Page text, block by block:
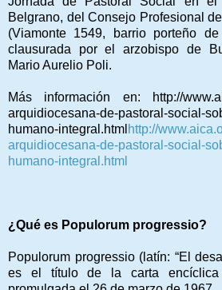
Belgrano, del Consejo Profesional
(Viamonte 1549, barrio porteño
clausurada por el arzobispo de
Mario Aurelio Poli.
Más información en: http://
arquidiocesana-de-pastoral-social-
humano-integral.html http://
arquidiocesana-de-pastoral-social-
humano-integral.html
¿Qué es Populorum progressio?
Populorum progressio (latín: “El
es el título de la carta